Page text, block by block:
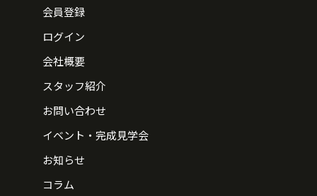
会員登録
ログイン
会社概要
スタッフ紹介
お問い合わせ
イベント・完成見学会
お知らせ
コラム